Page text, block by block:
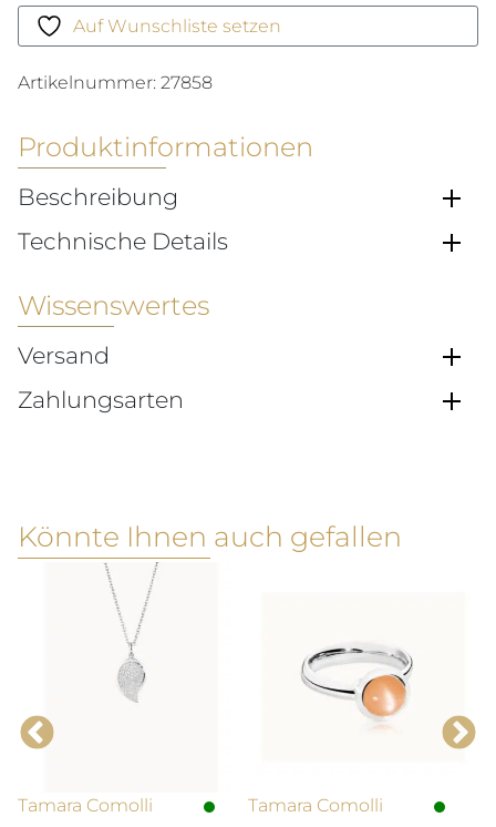
Auf Wunschliste setzen
Artikelnummer: 27858
Produktinformationen
Beschreibung
Technische Details
Wissenswertes
Versand
Zahlungsarten
Könnte Ihnen auch gefallen
Tamara Comolli
Tamara Comolli